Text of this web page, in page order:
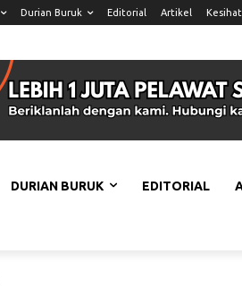
Durian Buruk Editorial Artikel
DURIAN BURUK EDITORIAL